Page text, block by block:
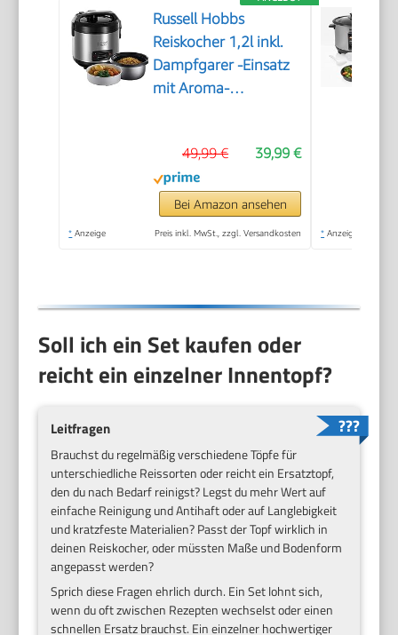
Russell Hobbs
Reiskocher 1,2l inkl.
Dampfgarer -Einsatz
mit Aroma-
antihaftbeschichteter
Gartopf, Reislöffel &
Messbecher,
Edelstahl) 27080-56
39,99 €
49,99 €
Bei Amazon ansehen
* Anzeige Preis inkl. MwSt., zzgl. Versandkosten * Anzeige
Soll ich ein Set kaufen oder
reicht ein einzelner Innentopf?
Leitfragen
Brauchst du regelmäßig verschiedene Töpfe für
unterschiedliche Reissorten oder reicht ein Ersatztopf,
den du nach Bedarf reinigst? Legst du mehr Wert auf
einfache Reinigung und Antihaft oder auf Langlebigkeit
und kratzfeste Materialien? Passt der Topf wirklich in
deinen Reiskocher, oder müssten Maße und Bodenform
angepasst werden?
Sprich diese Fragen ehrlich durch. Ein Set lohnt sich,
wenn du oft zwischen Rezepten wechselst oder einen
schnellen Ersatz brauchst. Ein einzelner hochwertiger